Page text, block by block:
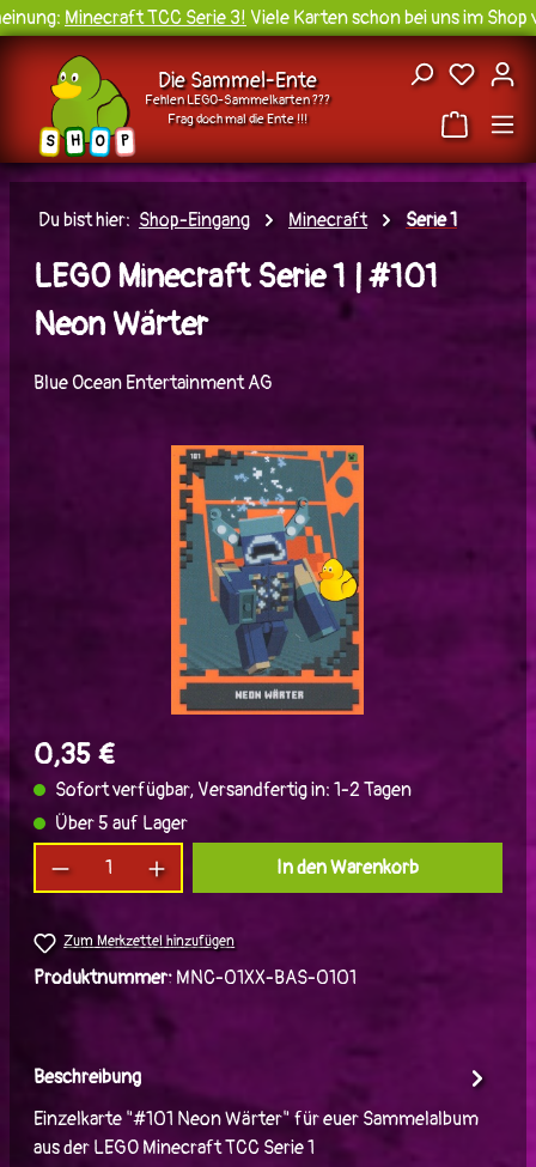
Zum Hauptinhalt springen
Minecraft TCC Serie 3!Viele Karten schon bei uns im Shop
S H O P
Die Sammel-Ente
Fehlen LEGO-Sammelkarten ???
Frag doch mal die Ente !!!
Du
Du bist hier: Shop-Eingang Minecraft Serie 1
LEGO Minecraft Serie 1 | #101
Neon Wärter
Blue Ocean Entertainment AG
Bildergalerie überspringen
0,35 €
Sofort verfügbar, Versandfertig in: 1-2 Tagen
Über 5 auf Lager
Produkt Anzahl: Gib den gewünschten Wert
In den Warenkorb
Zum Merkzettel hinzufügen
Produktnummer: MNC-01XX-BAS-0101
Beschreibung
Einzelkarte "#101 Neon Wärter" für euer Sammelalbum
aus der LEGO Minecraft TCC Serie 1